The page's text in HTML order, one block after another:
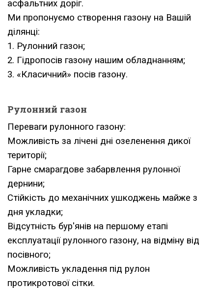
асфальтних доріг.
Ми пропонуємо створення газону на Вашій
ділянці:
1. Рулонний газон;
2. Гідропосів газону нашим обладнанням;
3. «Класичний» посів газону.
Рулонний газон
Переваги рулонного газону:
Можливість за лічені дні озеленення дикої
території;
Гарне смарагдове забарвлення рулонної
дернини;
Стійкість до механічних ушкоджень майже з
дня укладки;
Відсутність бур'янів на першому етапі
експлуатації рулонного газону, на відміну від
посівного;
Можливість укладення під рулон
протикротової сітки.